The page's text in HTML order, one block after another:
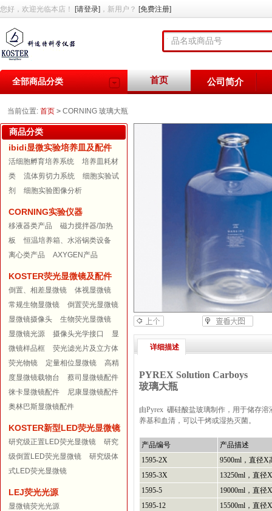
您好，欢迎光临本店！ [请登录] ，新用户？ [免费注册]
全部商品分类 首页 公司简介
当前位置: 首页 > CORNING 玻璃大瓶
商品分类
ibidi显微实验培养皿及配件
活细胞孵育培养系统
培养皿耗材
类
流体剪切力系统
细胞实验试
剂
细胞实验图像分析
CORNING实验仪器
移液器类产品
磁力搅拌器/加热
板
恒温培养箱、水浴锅类设备
离心类产品
AXYGEN产品
KOSTER荧光显微镜及配件
倒置、相差显微镜
体视显微镜
常规生物显微镜
倒置荧光显微镜
显微镜摄像头
生物荧光显微镜
显微镜光源
摄像头光学接口
显
微镜样品框
荧光滤光片及立方体
荧光物镜
定量相位显微镜
高精
度显微镜载物台
蔡司显微镜配件
徕卡显微镜配件
尼康显微镜配件
奥林巴斯显微镜配件
KOSTER新型LED荧光显微镜
研究级正置LED荧光显微镜
研究
级倒置LED荧光显微镜
研究级体
式LED荧光显微镜
LEJ荧光光源
显微镜荧光光源
详细描述
PYREX Solution Carboys
玻璃大瓶
由Pyrex 硼硅酸盐玻璃制作，用于储存
养基和血清，可以干烤或湿热灭菌。
产品编号
产品描述
1595-2X
9500ml，直径X
1595-3X
13250ml，直径
1595-5
19000ml，直径
1595-12
15500ml，直径